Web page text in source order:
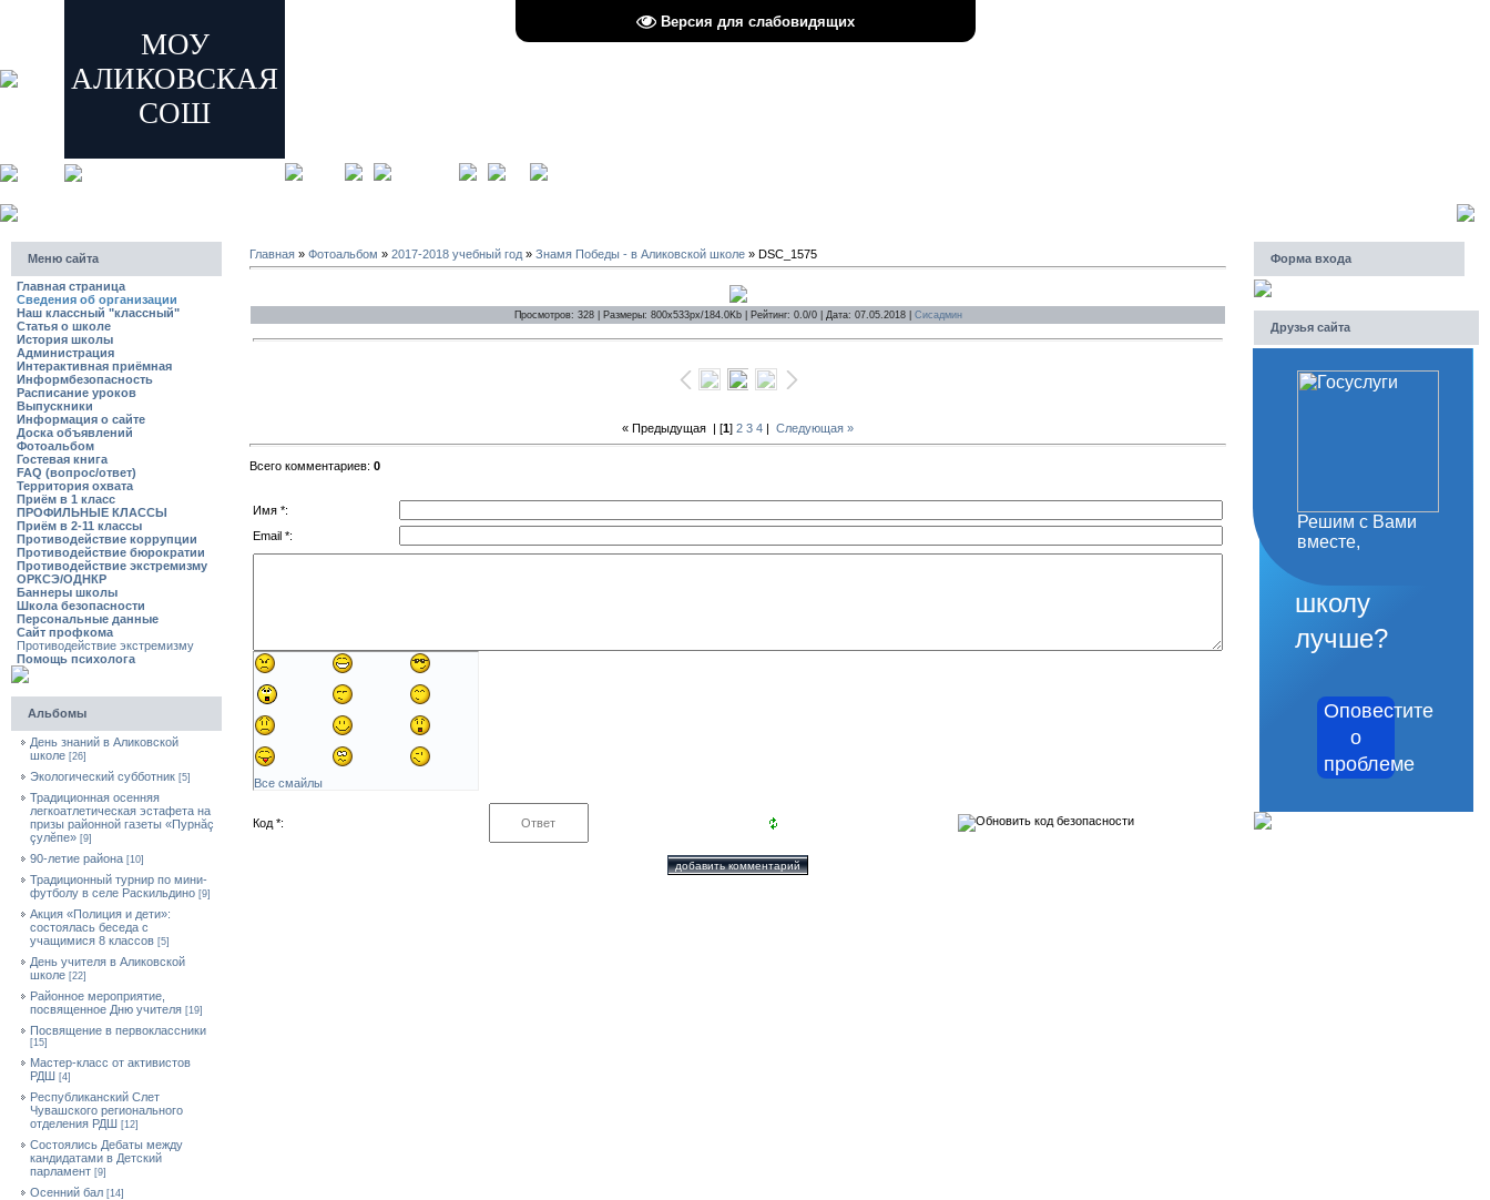
Версия для слабовидящих
МОУ
АЛИКОВСКАЯ
СОШ
Меню сайта
Главная страница
Сведения об организации
Наш классный "классный"
Статья о школе
История школы
Администрация
Интерактивная приёмная
Информбезопасность
Расписание уроков
Выпускники
Информация о сайте
Доска объявлений
Фотоальбом
Гостевая книга
FAQ (вопрос/ответ)
Территория охвата
Приём в 1 класс
ПРОФИЛЬНЫЕ КЛАССЫ
Приём в 2-11 классы
Противодействие коррупции
Противодействие бюрократии
Противодействие экстремизму
ОРКСЭ/ОДНКР
Баннеры школы
Школа безопасности
Персональные данные
Сайт профкома
Противодействие экстремизму
Помощь психолога
Альбомы
День знаний в Аликовской
школе [26]
Экологический субботник [5]
Традиционная осенняя
легкоатлетическая эстафета на
призы районной газеты «Пурнăç
çулĕпе» [9]
90-летие района [10]
Традиционный турнир по мини-
футболу в селе Раскильдино [9]
Акция «Полиция и дети»:
состоялась беседа с
учащимися 8 классов [5]
День учителя в Аликовской
школе [22]
Районное мероприятие,
посвященное Дню учителя [19]
Посвящение в первоклассники
[15]
Мастер-класс от активистов
РДШ [4]
Республиканский Слет
Чувашского регионального
отделения РДШ [12]
Состоялись Дебаты между
кандидатами в Детский
парламент [9]
Осенний бал [14]
Главная » Фотоальбом » 2017-2018 учебный год » Знамя Победы - в Аликовской школе » DSC_1575
Просмотров: 328 | Размеры: 800x533px/184.0Kb | Рейтинг: 0.0/0 | Дата: 07.05.2018 | Сисадмин
« Предыдущая | [1] 2 3 4 | Следующая »
Всего комментариев: 0
Имя *:
Email *:
Все смайлы
Код *:
Форма входа
Друзья сайта
Решим с Вами
вместе,
как
школу
лучше?
Оповестите
о
проблеме